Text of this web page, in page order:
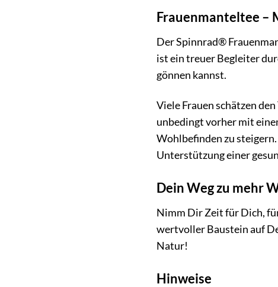
Frauenmanteltee –
Der Spinnrad®
ist ein treuer Begleiter
gönnen kannst.
Viele Frauen schätzen
unbedingt vorher mit
Wohlbefinden zu
Unterstützung einer
Dein Weg zu mehr
Nimm Dir Zeit für Dich,
wertvoller Baustein auf
Natur!
Hinweise